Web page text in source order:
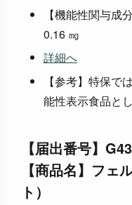
【機能性関与成
0.16 ㎎
詳細へ
【参考】特保で
能性表示食品と
【届出番号】
【商品名】フェ
ト）